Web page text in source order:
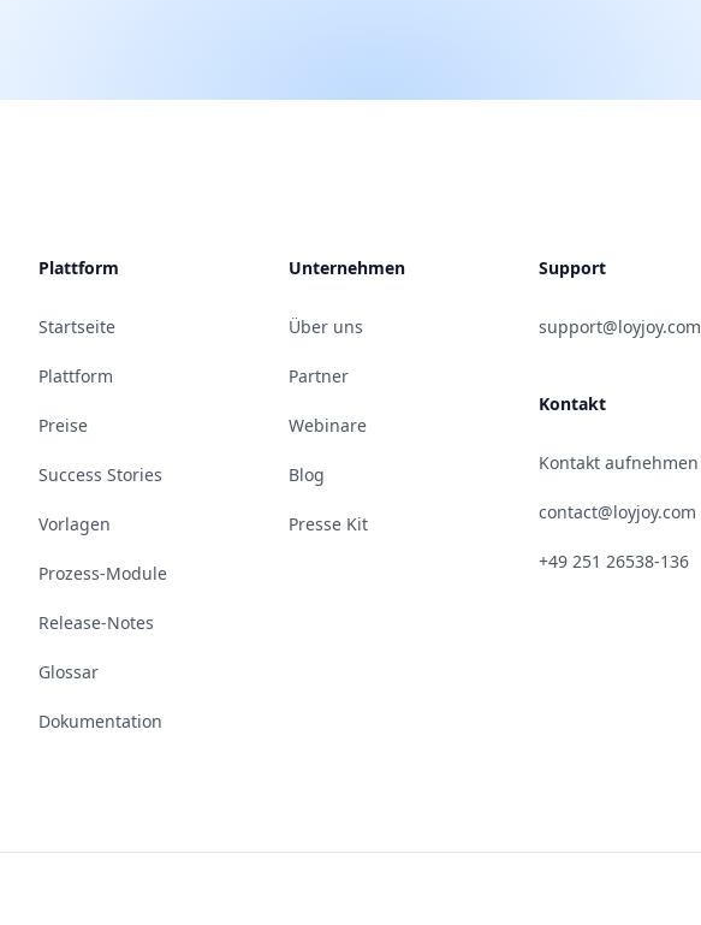
Plattform
Startseite
Plattform
Preise
Success Stories
Vorlagen
Prozess-Module
Release-Notes
Glossar
Dokumentation
Unternehmen
Über uns
Partner
Webinare
Blog
Presse Kit
Support
support@loyjoy.com
Kontakt
Kontakt aufnehmen
contact@loyjoy.com
+49 251 26538-136